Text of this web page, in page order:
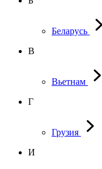
Беларусь
В
Вьетнам
Г
Грузия
И